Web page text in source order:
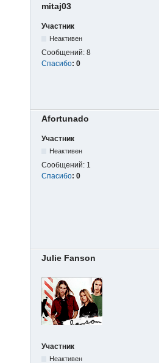
mitaj03
Участник
Неактивен
Сообщений: 8
Спасибо: 0
Afortunado
Участник
Неактивен
Сообщений: 1
Спасибо: 0
Julie Fanson
Участник
Неактивен